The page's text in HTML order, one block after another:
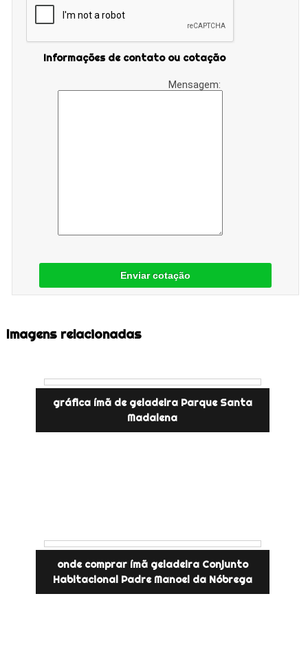
Informações de contato ou cotação
Mensagem:
Enviar cotação
Imagens relacionadas
gráfica ímã de geladeira Parque Santa
Madalena
onde comprar ímã geladeira Conjunto
Habitacional Padre Manoel da Nóbrega